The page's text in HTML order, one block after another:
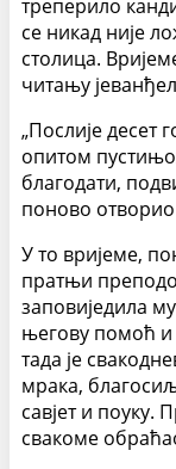
треперило
се никад није
столица.
читању
„Послије десет
опитом
благодати,
поново отворио
У то вријеме,
пратњи
заповиједила
његову помоћ и
тада је
мрака,
савјет и
свакоме